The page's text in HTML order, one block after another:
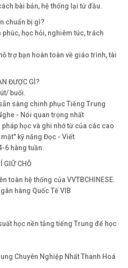
bài bản, hệ thống lại từ đầu.
chuẩn bị gì?
học hỏi, nghiêm túc, trách
trợ bạn hoàn toàn về giáo trình, tài
ĐƯỢC GÌ?
buổi.
sàng chinh phục Tiếng Trung
- Nói quan trọng nhất
học và ghi nhớ từ của các cao
kỹ năng Đọc - Viết
6 hàng tuần.
GIỮ CHỖ
toàn hệ thống của VVTBCHINESE.
hàng Quốc Tế VIB
học nền tảng tiếng Trung để học
Chuyên Nghiệp Nhất Thanh Hoá